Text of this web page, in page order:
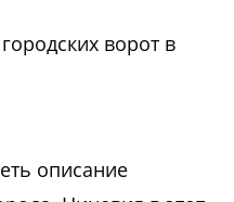
ворот в
описание